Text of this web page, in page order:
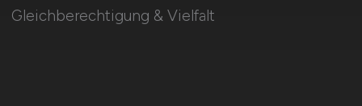
Gleichberechtigung & Vielfalt